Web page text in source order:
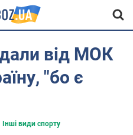
від МОК
"бо є
Інші види спорту